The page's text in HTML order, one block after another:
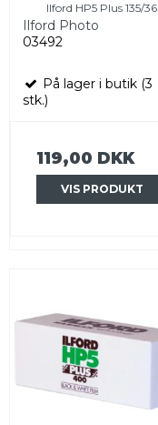
Ilford HP5 Plus 135/36
Ilford Photo
03492
På lager i butik (3
stk.)
119,00 DKK
VIS PRODUKT